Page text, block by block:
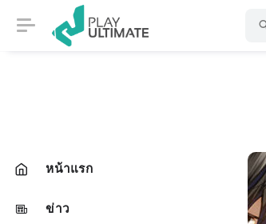
หน้าแรก
ข่าว